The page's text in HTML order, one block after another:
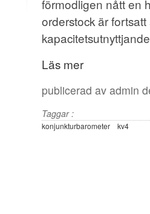
förmodligen nått en
orderstock är
Läs mer
publicerad av admin
Taggar :
konjunkturbarometer kv4